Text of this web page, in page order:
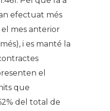
efectuat més
mes anterior
i es manté la
el
que
del total de